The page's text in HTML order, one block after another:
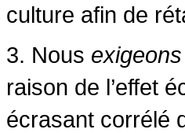
culture afin de
3. Nous exigeons
raison de l’effet
écrasant corrélé